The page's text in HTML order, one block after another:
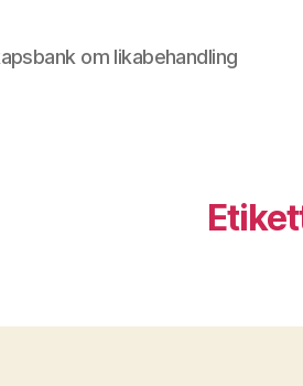
om likabehandling